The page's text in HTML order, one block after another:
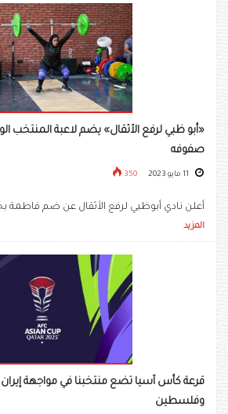
«أبو ظبي لرفع الأثقال» يضم لاعبة المنتخب
صفوفه
350
أعلن نادي أبوظبي لرفع الأثقال عن ضم فاطمة
المزيد
قرعة كأس آسيا تضع منتخبنا في مواجهة
وفلسطين